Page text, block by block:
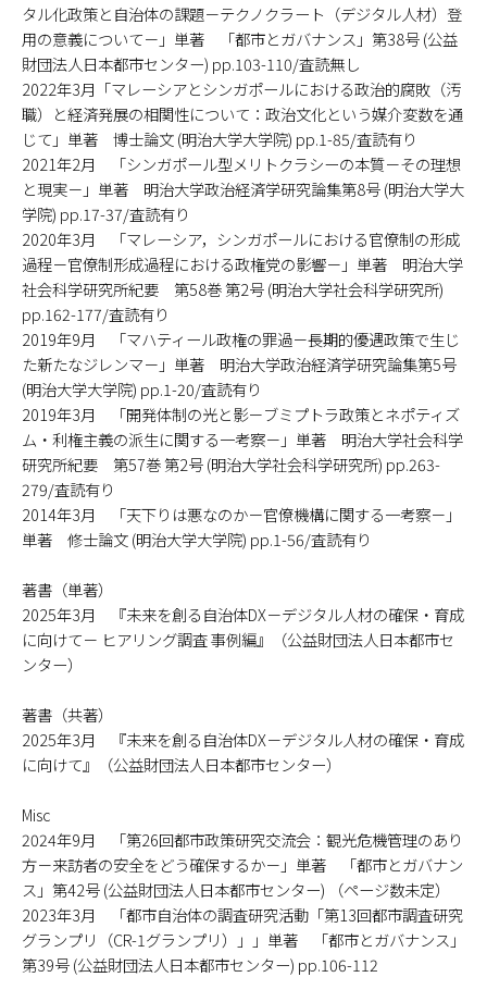
タル化政策と自治体の課題－テクノクラート（デジタル人材）登
用の意義について－」単著 「都市とガバナンス」第38号 (公益
財団法人日本都市センター) pp.103-110/査読無し
2022年3月「マレーシアとシンガポールにおける政治的腐敗（汚
職）と経済発展の相関性について：政治文化という媒介変数を通
じて」単著 博士論文 (明治大学大学院) pp.1-85/査読有り
2021年2月 「シンガポール型メリトクラシーの本質－その理想
と現実－」単著 明治大学政治経済学研究論集第8号 (明治大学大
学院) pp.17-37/査読有り
2020年3月 「マレーシア，シンガポールにおける官僚制の形成
過程－官僚制形成過程における政権党の影響－」単著 明治大学
社会科学研究所紀要 第58巻 第2号 (明治大学社会科学研究所)
pp.162-177/査読有り
2019年9月 「マハティール政権の罪過－長期的優遇政策で生じ
た新たなジレンマ－」単著 明治大学政治経済学研究論集第5号
(明治大学大学院) pp.1-20/査読有り
2019年3月 「開発体制の光と影－ブミプトラ政策とネポティズ
ム・利権主義の派生に関する一考察－」単著 明治大学社会科学
研究所紀要 第57巻 第2号 (明治大学社会科学研究所) pp.263-
279/査読有り
2014年3月 「天下りは悪なのか－官僚機構に関する一考察－」
単著 修士論文 (明治大学大学院) pp.1-56/査読有り
著書（単著）
2025年3月 『未来を創る自治体DX－デジタル人材の確保・育成
に向けて－ ヒアリング調査 事例編』（公益財団法人日本都市セ
ンター）
著書（共著）
2025年3月 『未来を創る自治体DX－デジタル人材の確保・育成
に向けて』（公益財団法人日本都市センター）
Misc
2024年9月 「第26回都市政策研究交流会：観光危機管理のあり
方－来訪者の安全をどう確保するか－」単著 「都市とガバナン
ス」第42号 (公益財団法人日本都市センター) （ページ数未定）
2023年3月 「都市自治体の調査研究活動「第13回都市調査研究
グランプリ（CR-1グランプリ）」」単著 「都市とガバナンス」
第39号 (公益財団法人日本都市センター) pp.106-112